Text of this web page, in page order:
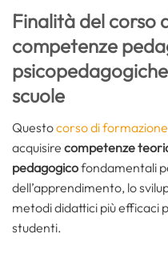
Finalità del corso
competenze
scuole
Questocorso di formazione
acquisire competenze
pedagogicofondamentali
dell’apprendimento, lo
metodi didattici più efficaci
studenti.